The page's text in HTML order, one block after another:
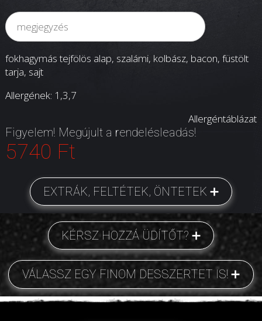
fokhagymás tejfölös alap, szalámi, kolbász, bacon, füstölt
tarja, sajt
Allergének: 1,3,7
Allergéntáblázat
Figyelem! Megújult a rendelésleadás!
5740 Ft
EXTRÁK, FELTÉTEK, ÖNTETEK
KÉRSZ HOZZÁ ÜDÍTŐT?
VÁLASSZ EGY FINOM DESSZERTET IS!